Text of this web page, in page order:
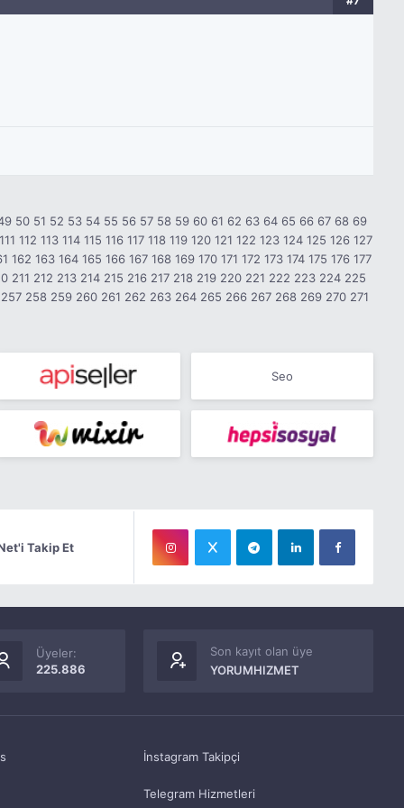
50 51 52 53 54 55 56 57 58 59 60 61 62 63 64 65 66 67 68 69
111 112 113 114 115 116 117 118 119 120 121 122 123 124 125 126 127
162 163 164 165 166 167 168 169 170 171 172 173 174 175 176 177
211 212 213 214 215 216 217 218 219 220 221 222 223 224 225
257 258 259 260 261 262 263 264 265 266 267 268 269 270 271
Seo
Takip Et
Üyeler:
225.886
Son kayıt olan üye
YORUMHIZMET
İnstagram Takipçi
Telegram Hizmetleri